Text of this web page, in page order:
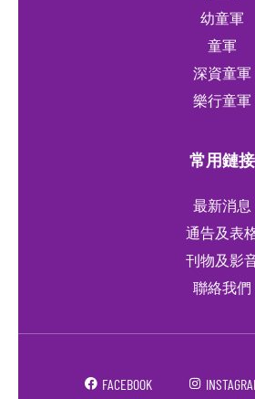
幼童軍
童軍
深資童軍
樂行童軍
常用鏈接
最新消息
通告及表
刊物及影
聯絡我們
FACEBOOK